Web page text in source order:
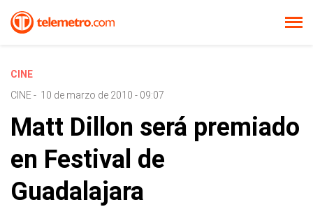
CINE
CINE- 10 de marzo de 2010 - 09:07
Matt Dillon será premiado
en Festival de
Guadalajara